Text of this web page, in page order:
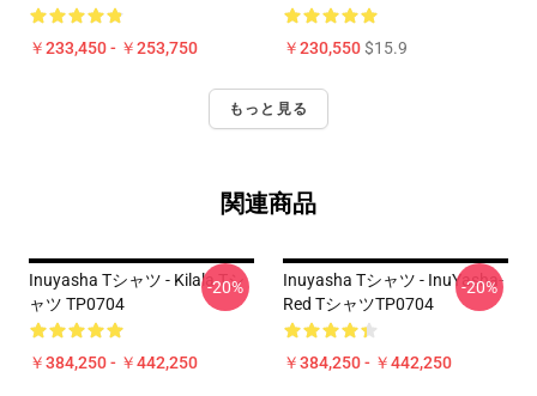
￥233,450 - ￥253,750 ￥230,550$15.9
もっと見る
関連商品
Inuyasha Tシャツ - Kilala Tシ
ャツ TP0704
￥384,250 - ￥442,250
-20%
Inuyasha Tシャツ - InuYasha-
Red TシャツTP0704
￥384,250 - ￥442,250
-20%